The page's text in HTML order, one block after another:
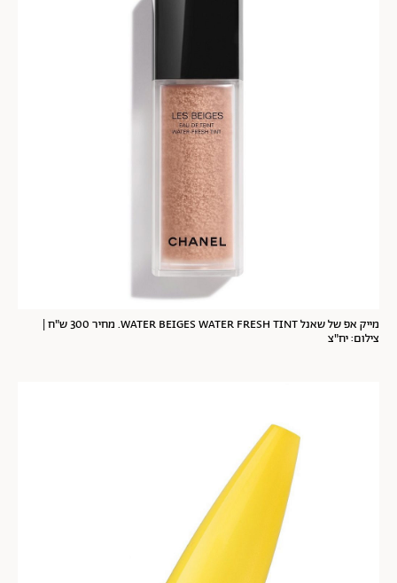
מייק אפ של שאנל WATER BEIGES WATER FRESH TINT. מחיר 300 ש"ח |
צילום: יח"צ